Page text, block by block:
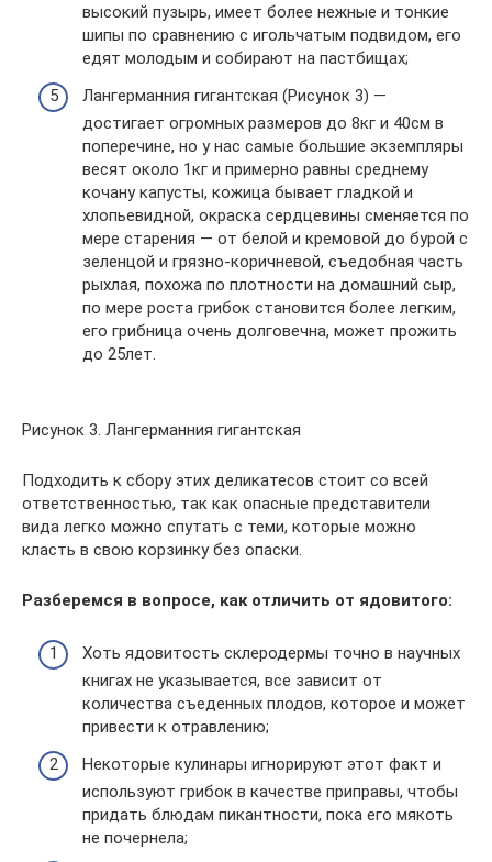
высокий пузырь, имеет более нежные и тонкие
шипы по сравнению с игольчатым подвидом, его
едят молодым и собирают на пастбищах;
Лангерманния гигантская (Рисунок 3) —
достигает огромных размеров до 8кг и 40см в
поперечине, но у нас самые большие экземпляры
весят около 1кг и примерно равны среднему
кочану капусты, кожица бывает гладкой и
хлопьевидной, окраска сердцевины сменяется по
мере старения — от белой и кремовой до бурой с
зеленцой и грязно-коричневой, съедобная часть
рыхлая, похожа по плотности на домашний сыр,
по мере роста грибок становится более легким,
его грибница очень долговечна, может прожить
до 25лет.
Рисунок 3. Лангерманния гигантская
Подходить к сбору этих деликатесов стоит со всей
ответственностью, так как опасные представители
вида легко можно спутать с теми, которые можно
класть в свою корзинку без опаски.
Разберемся в вопросе, как отличить от ядовитого:
Хоть ядовитость склеродермы точно в научных
книгах не указывается, все зависит от
количества съеденных плодов, которое и может
привести к отравлению;
Некоторые кулинары игнорируют этот факт и
используют грибок в качестве приправы, чтобы
придать блюдам пикантности, пока его мякоть
не почернела;